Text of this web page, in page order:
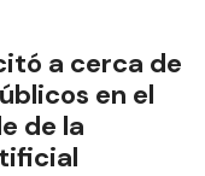
a cerca de
en el
de la